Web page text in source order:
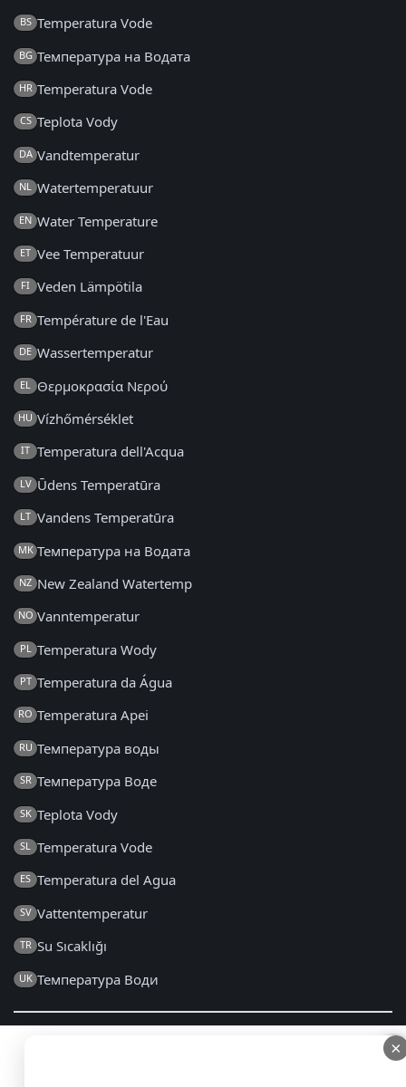
×
BS Temperatura Vode
BG Температура на Водата
HR Temperatura Vode
CS Teplota Vody
DA Vandtemperatur
NL Watertemperatuur
EN Water Temperature
ET Vee Temperatuur
FI Veden Lämpötila
FR Température de l'Eau
DE Wassertemperatur
EL Θερμοκρασία Νερού
HU Vízhőmérséklet
IT Temperatura dell'Acqua
LV Ūdens Temperatūra
LT Vandens Temperatūra
MK Температура на Водата
NZ New Zealand Watertemp
NO Vanntemperatur
PL Temperatura Wody
PT Temperatura da Água
RO Temperatura Apei
RU Температура воды
SR Температура Воде
SK Teplota Vody
SL Temperatura Vode
ES Temperatura del Agua
SV Vattentemperatur
TR Su Sıcaklığı
UK Температура Води
×